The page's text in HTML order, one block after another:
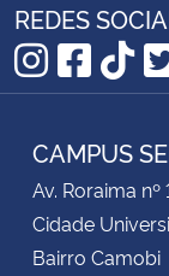
REDES
CAMPUS
Av. Roraima
Cidade
Bairro Camobi